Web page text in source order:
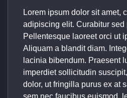
Lorem ipsum dolor sit amet,
adipiscing elit. Curabitur sed
Pellentesque laoreet orci ut
Aliquam a blandit diam.
lacinia bibendum. Praesent
imperdiet sollicitudin
dolor, ut fringilla purus ex at
sem nec faucibus euismod,